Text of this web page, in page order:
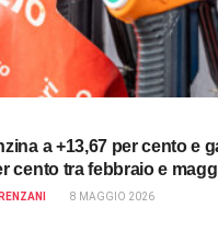
a +13,67 per cento e
cento tra febbraio e
8 MAGGIO 2026